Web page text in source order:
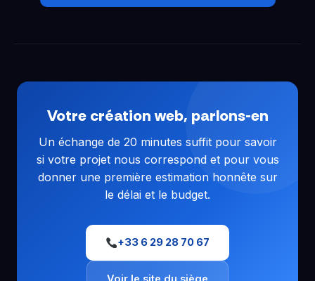
Votre création web, parlons-en
Un échange de 20 minutes suffit pour savoir
si votre projet nous correspond et pour vous
donner une première estimation honnête sur
le délai et le budget.
+33 6 29 28 70 67